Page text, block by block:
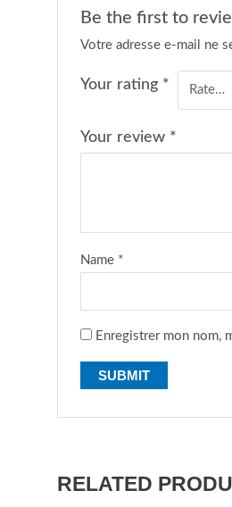
Be the first to
Votre adresse e-mail ne
Your rating *
Your review *
Name *
Enregistrer mon nom,
RELATED